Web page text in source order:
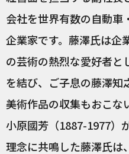
会社を世界有数の自動車
企業家です。藤澤氏は企
の芸術の熱烈な愛好者と
を結び、ご子息の藤澤知
美術作品の収集もおこな
小原國芳（1887-1977）
理念に共鳴した藤澤氏は